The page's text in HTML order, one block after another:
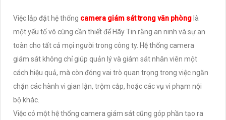
Việc lắp đặt hệ thống camera giám sát trong văn phònglà
một yếu tố vô cùng cần thiết để Hãy Tin rằng an ninh và sự an
toàn cho tất cả mọi người trong công ty. Hệ thống camera
giám sát không chỉ giúp quản lý và giám sát nhân viên một
cách hiệu quả, mà còn đóng vai trò quan trọng trong việc ngăn
chặn các hành vi gian lận, trộm cắp, hoặc các vụ vi phạm nội
bộ khác.
Việc có một hệ thống camera giám sát cũng góp phần tạo ra